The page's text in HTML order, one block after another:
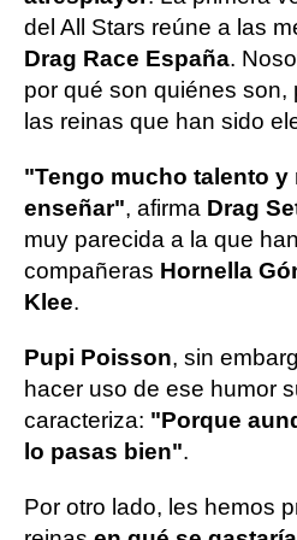
del All Stars reúne a las
Drag Race España.
por qué son quiénes son,
las reinas que han sido
"Tengo mucho talento y
enseñar", afirma Drag
muy parecida a la que
compañeras Hornella
Klee.
Pupi Poisson, sin
hacer uso de ese humor
caracteriza: "Porque
lo pasas bien".
Por otro lado, les hemos